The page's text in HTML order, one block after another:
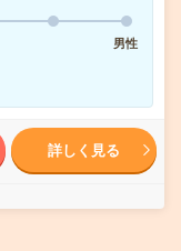
男性
詳しく見る